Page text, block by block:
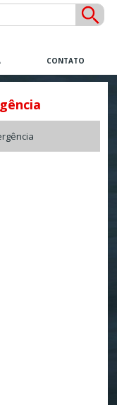
CONTATO